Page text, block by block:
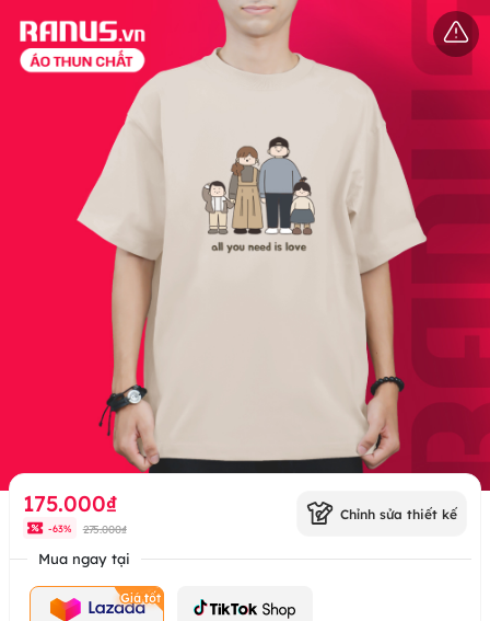
175.000₫
-63% 275.000₫
Chỉnh sửa thiết kế
Mua ngay tại